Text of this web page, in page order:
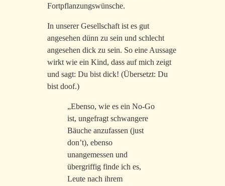
Fortpflanzungswünsche.
In unserer Gesellschaft ist es gut
angesehen dünn zu sein und schlecht
angesehen dick zu sein. So eine Aussage
wirkt wie ein Kind, dass auf mich zeigt
und sagt: Du bist dick! (Übersetzt: Du
bist doof.)
„Ebenso, wie es ein No-Go
ist, ungefragt schwangere
Bäuche anzufassen (just
don’t), ebenso
unangemessen und
übergriffig finde ich es,
Leute nach ihrem